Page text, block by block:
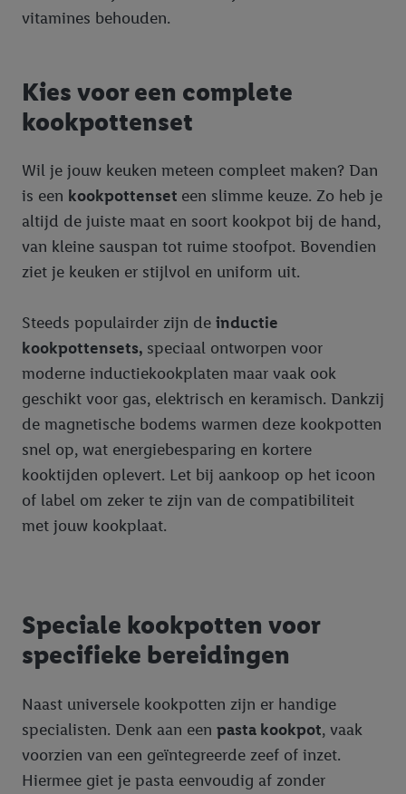
vitamines behouden.
Kies voor een complete
kookpottenset
Wil je jouw keuken meteen compleet maken? Dan
is een kookpottenset een slimme keuze. Zo heb je
altijd de juiste maat en soort kookpot bij de hand,
van kleine sauspan tot ruime stoofpot. Bovendien
ziet je keuken er stijlvol en uniform uit.
Steeds populairder zijn de inductie
kookpottensets, speciaal ontworpen voor
moderne inductiekookplaten maar vaak ook
geschikt voor gas, elektrisch en keramisch. Dankzij
de magnetische bodems warmen deze kookpotten
snel op, wat energiebesparing en kortere
kooktijden oplevert. Let bij aankoop op het icoon
of label om zeker te zijn van de compatibiliteit
met jouw kookplaat.
Speciale kookpotten voor
specifieke bereidingen
Naast universele kookpotten zijn er handige
specialisten. Denk aan een pasta kookpot, vaak
voorzien van een geïntegreerde zeef of inzet.
Hiermee giet je pasta eenvoudig af zonder